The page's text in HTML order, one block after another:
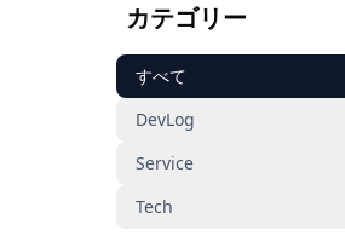
カテゴリー
すべて
DevLog
Service
Tech